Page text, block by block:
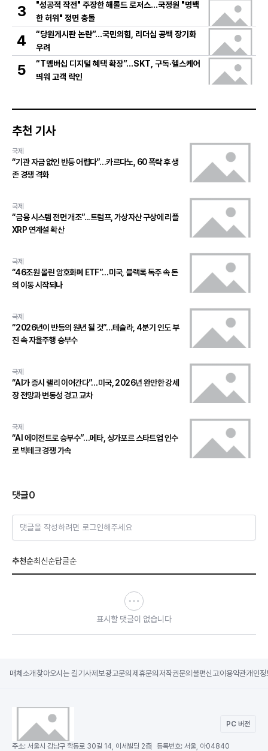
3
"성공적 작전" 주장한 해롤드 로저스…국정원 "명백
한 허위" 정면 충돌
4
“당원게시판 논란”…국민의힘, 리더십 공백 장기화
우려
5
“T멤버십 디지털 혜택 확장”…SKT, 구독·헬스케어
띄워 고객 락인
추천 기사
국제
“기관 자금 없인 반등 어렵다”…카르다노, 60 폭락 후 생
존 경쟁 격화
국제
“금융 시스템 전면 개조”...트럼프, 가상자산 구상에 리플
XRP 연계설 확산
국제
“46조원 몰린 암호화폐 ETF”…미국, 블랙록 독주 속 돈
의 이동 시작되나
국제
“2026년이 반등의 원년 될 것”…테슬라, 4분기 인도 부
진 속 자율주행 승부수
국제
“AI가 증시 랠리 이어간다”…미국, 2026년 완만한 강세
장 전망과 변동성 경고 교차
국제
“AI 에이전트로 승부수”…메타, 싱가포르 스타트업 인수
로 빅테크 경쟁 가속
댓글0
댓글을 작성하려면 로그인해주세요
추천순최신순답글순
표시할 댓글이 없습니다
매체소개 찾아오시는 길기사제보광고문의 제휴문의 저작권문의 불편신고이용약관개인정
PC 버전
주소: 서울시 강남구 학동로 30길 14, 이세빌딩 2층 등록번호: 서울, 아04840